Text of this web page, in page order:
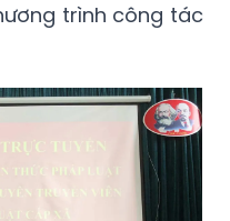
trình công tác